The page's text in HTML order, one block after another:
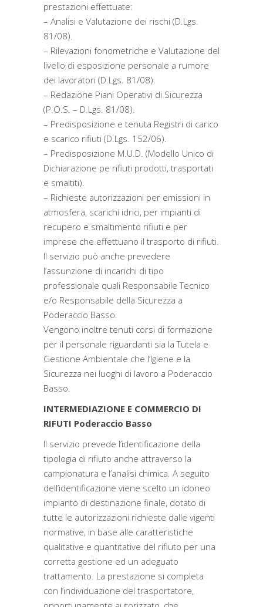
prestazioni effettuate:
– Analisi e Valutazione dei rischi (D.Lgs.
81/08).
– Rilevazioni fonometriche e Valutazione del
livello di esposizione personale a rumore
dei lavoratori (D.Lgs. 81/08).
– Redazione Piani Operativi di Sicurezza
(P.O.S. – D.Lgs. 81/08).
– Predisposizione e tenuta Registri di carico
e scarico rifiuti (D.Lgs. 152/06).
– Predisposizione M.U.D. (Modello Unico di
Dichiarazione pe rifiuti prodotti, trasportati
e smaltiti).
– Richieste autorizzazioni per emissioni in
atmosfera, scarichi idrici, per impianti di
recupero e smaltimento rifiuti e per
imprese che effettuano il trasporto di rifiuti.
Il servizio può anche prevedere
l’assunzione di incarichi di tipo
professionale quali Responsabile Tecnico
e/o Responsabile della Sicurezza a
Poderaccio Basso.
Vengono inoltre tenuti corsi di formazione
per il personale riguardanti sia la Tutela e
Gestione Ambientale che l’Igiene e la
Sicurezza nei luoghi di lavoro a Poderaccio
Basso.
INTERMEDIAZIONE E COMMERCIO DI
RIFUTI Poderaccio Basso
Il servizio prevede l’identificazione della
tipologia di rifiuto anche attraverso la
campionatura e l’analisi chimica. A seguito
dell’identificazione viene scelto un idoneo
impianto di destinazione finale, dotato di
tutte le autorizzazioni richieste dalle vigenti
normative, in base alle caratteristiche
qualitative e quantitative del rifiuto per una
corretta gestione ed un adeguato
trattamento. La prestazione si completa
con l’individuazione del trasportatore,